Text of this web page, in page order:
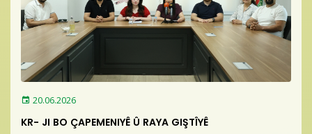
Yayınlar
Baro Bültenleri
İletişim
20.06.2026
KR- JI BO ÇAPEMENIYÊ Û RAYA GIŞTÎYÊ